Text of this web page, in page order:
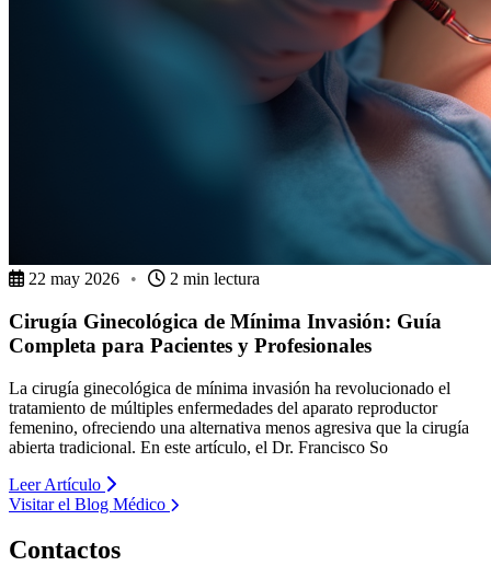
22 may 2026 • 2 min lectura
Cirugía Ginecológica de Mínima Invasión: Guía
Completa para Pacientes y Profesionales
La cirugía ginecológica de mínima invasión ha revolucionado el
tratamiento de múltiples enfermedades del aparato reproductor
femenino, ofreciendo una alternativa menos agresiva que la cirugía
abierta tradicional. En este artículo, el Dr. Francisco So
Leer Artículo
Visitar el Blog Médico
Contactos